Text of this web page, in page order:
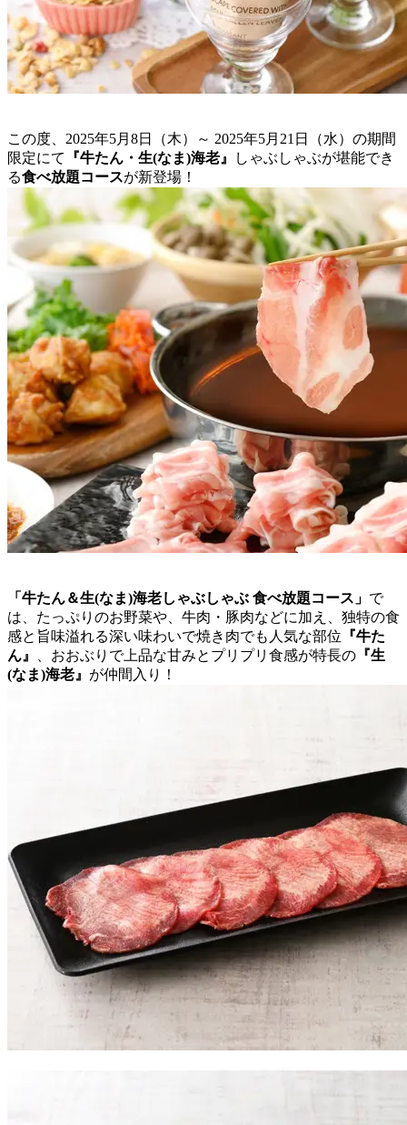
この度、2025年5月8日（木）～ 2025年5月21日（水）の期間
限定にて
『牛たん・生(なま)海老』
しゃぶしゃぶが堪能でき
る食べ放題コースが新登場！
「牛たん＆生(なま)海老しゃぶしゃぶ 食べ放題コース」 で
は、たっぷりのお野菜や、牛肉・豚肉などに加え、独特の食
感と旨味溢れる深い味わいで焼き肉でも人気な部位 『牛た
ん』
、おおぶりで上品な甘みとプリプリ食感が特長の 『生
(なま)海老』 が仲間入り！